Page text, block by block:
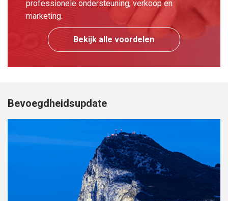
professionele ondersteuning, verkoop en
marketing.
Bekijk alle voordelen
Bevoegdheidsupdate